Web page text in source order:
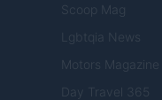
Scoop Mag
Lgbtqia News
Motors
Day Travel 365